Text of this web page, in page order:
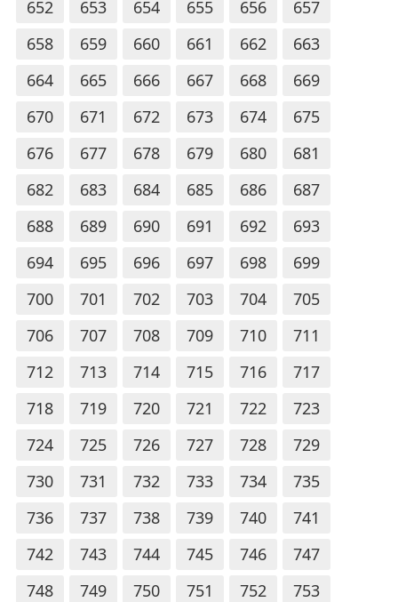
652
653 654 655 656
657
658
659 660 661 662
663
664
665 666 667 668
669
670
671 672 673 674
675
676
677 678 679 680
681
682
683 684 685 686
687
688
689 690 691 692
693
694
695 696 697 698
699
700
701 702 703 704
705
706
707 708 709 710
711
712
713 714 715 716
717
718
719 720 721 722
723
724
725 726 727 728
729
730
731 732 733 734
735
736
737 738 739 740
741
742
743 744 745 746
747
748
749 750 751 752
753